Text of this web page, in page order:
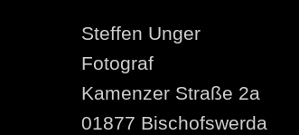
Steffen Unger
Fotograf
Kamenzer Straße 2a
01877 Bischofswerda